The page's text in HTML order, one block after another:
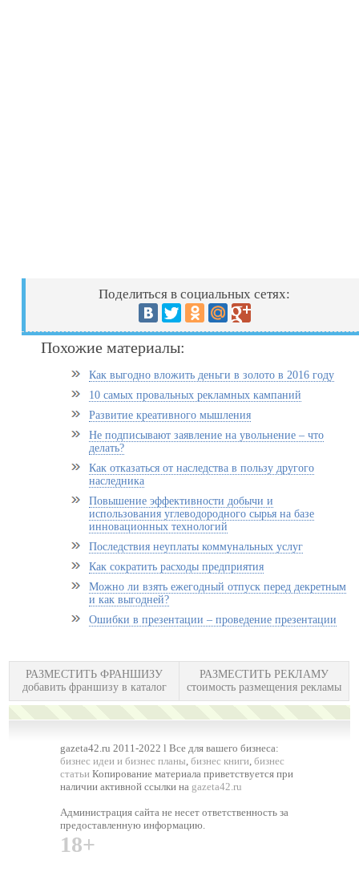
Поделиться в социальных сетях:
Похожие материалы:
Как выгодно вложить деньги в золото в 2016 году
10 самых провальных рекламных кампаний
Развитие креативного мышления
Не подписывают заявление на увольнение – что
делать?
Как отказаться от наследства в пользу другого
наследника
Повышение эффективности добычи и
использования углеводородного сырья на базе
инновационных технологий
Последствия неуплаты коммунальных услуг
Как сократить расходы предприятия
Можно ли взять ежегодный отпуск перед декретным
и как выгодней?
Ошибки в презентации – проведение презентации
РАЗМЕСТИТЬ ФРАНШИЗУ
добавить франшизу в каталог
РАЗМЕСТИТЬ РЕКЛАМУ
стоимость размещения рекламы
gazeta42.ru 2011-2022 l Все для вашего бизнеса:
бизнес идеи и бизнес планы,бизнес книги,бизнес
статьи Копирование материала приветствуется при
наличии активной ссылки на gazeta42.ru
Администрация сайта не несет ответственность за
предоставленную информацию.
18+